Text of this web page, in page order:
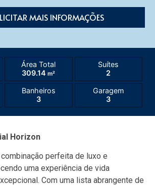
MAIS INFORMAÇÕES
Área Total
309.14 m²
Suítes
2
Banheiros
3
Garagem
3
Horizon
perfeita de luxo e
uma experiência de vida
Com uma lista abrangente de